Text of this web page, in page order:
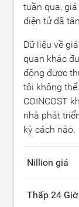
tuần qua,
điện tử đã
Dữ liệu về
quan khác
động được
tôi không
COINCOST
nhà phát
kỳ cách nào.
Nillion giá
Thấp 24 Giờ